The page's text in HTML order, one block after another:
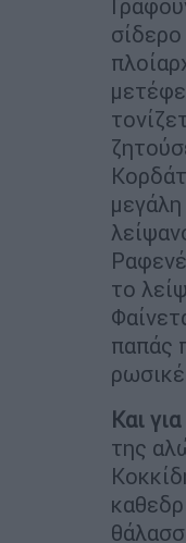
το
παπάς
Και
της